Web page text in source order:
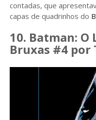
contadas, que
capas de quadrinhos do
10. Batman: O
Bruxas #4 por